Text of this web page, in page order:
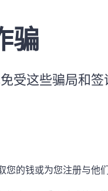
骗
受这些骗局和签
的钱或为您注册与他